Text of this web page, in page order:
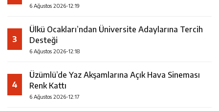
6 Ağustos 2026-12:19
3
Ülkü Ocakları’ndan Üniversite Adaylarına Tercih
Desteği
6 Ağustos 2026-12:18
4
Üzümlü’de Yaz Akşamlarına Açık Hava Sineması
Renk Kattı
6 Ağustos 2026-12:17